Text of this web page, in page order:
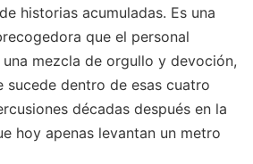
historias acumuladas. Es una
que el personal
mezcla de orgullo y devoción,
sucede dentro de esas cuatro
décadas después en la
hoy apenas levantan un metro